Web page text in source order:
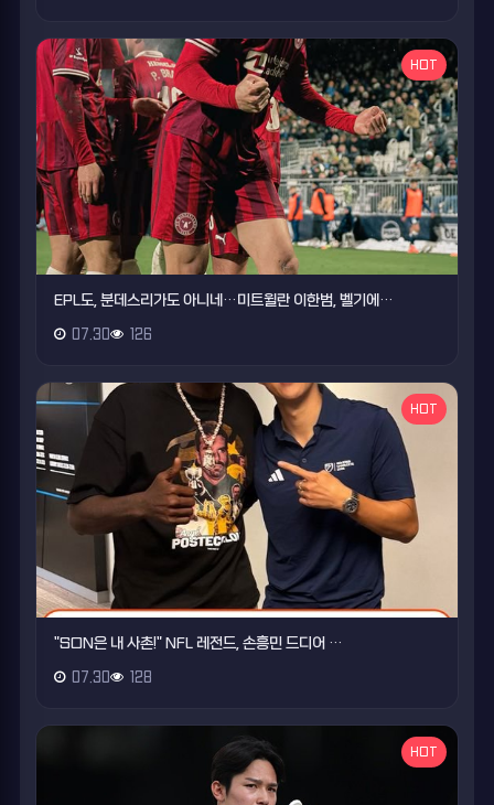
HOT
EPL도, 분데스리가도 아니네…미트윌란 이한범, 벨기에…
07.30 126
HOT
"SON은 내 사촌!" NFL 레전드, 손흥민 드디어 …
07.30 128
HOT